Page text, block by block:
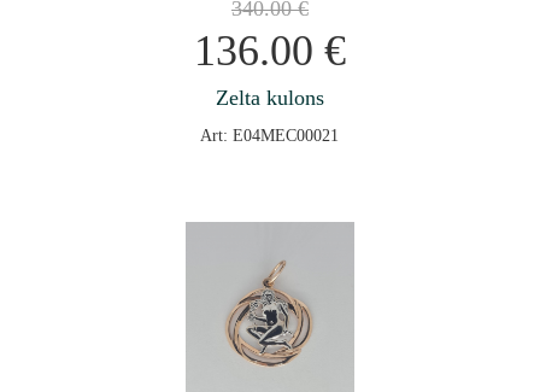
340.00€
136.00 €
Zelta kulons
Art: E04MEC00021